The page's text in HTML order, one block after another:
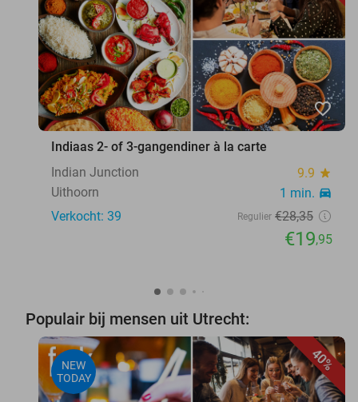
favorite_border
Indiaas 2- of 3-gangendiner à la carte
Indian Junction
9.9 star
Uithoorn 1 min. directions_car
Verkocht: 39 Regulier €28,35
€19,95
Populair bij mensen uit Utrecht:
40%
NEW
TODAY